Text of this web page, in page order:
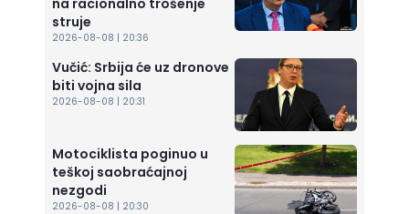
struje
2026-08-08 | 20:36
Vučić: Srbija će uz dronove
biti vojna sila
2026-08-08 | 20:31
Motociklista poginuo u
teškoj saobraćajnoj
nezgodi
2026-08-08 | 20:30